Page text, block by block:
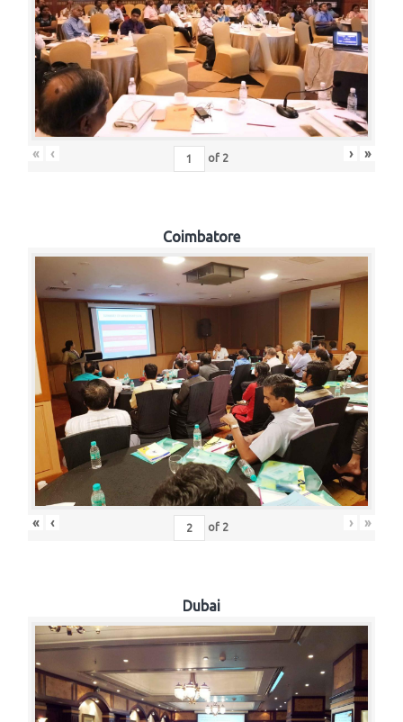
« ‹ of 2 › »
Coimbatore
« ‹ of 2 › »
Dubai